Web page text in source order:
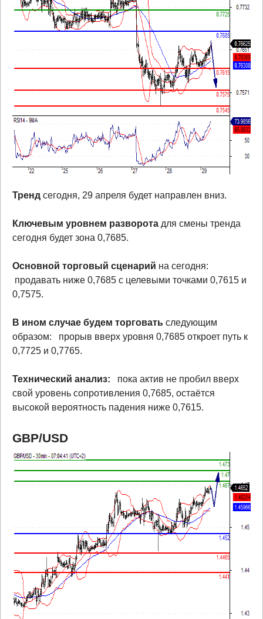
Тренд сегодня, 29 апреля будет направлен вниз.
Ключевым уровнем разворота для смены тренда
сегодня будет зона 0,7685.
Основной торговый сценарий на сегодня:
продавать ниже 0,7685 с целевыми точками 0,7615 и
0,7575.
В ином случае будем торговать следующим
образом: прорыв вверх уровня 0,7685 откроет путь к
0,7725 и 0,7765.
Технический анализ: пока актив не пробил вверх
свой уровень сопротивления 0,7685, остаётся
высокой вероятность падения ниже 0,7615.
GBP/USD